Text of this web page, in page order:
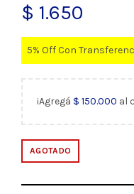
$ 1.650
5% Off Con
¡Agregá $ 150.000 al
AGOTADO